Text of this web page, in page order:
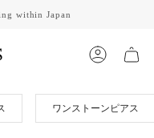
within Japan
ACCOUNT
ワンストーンピアス